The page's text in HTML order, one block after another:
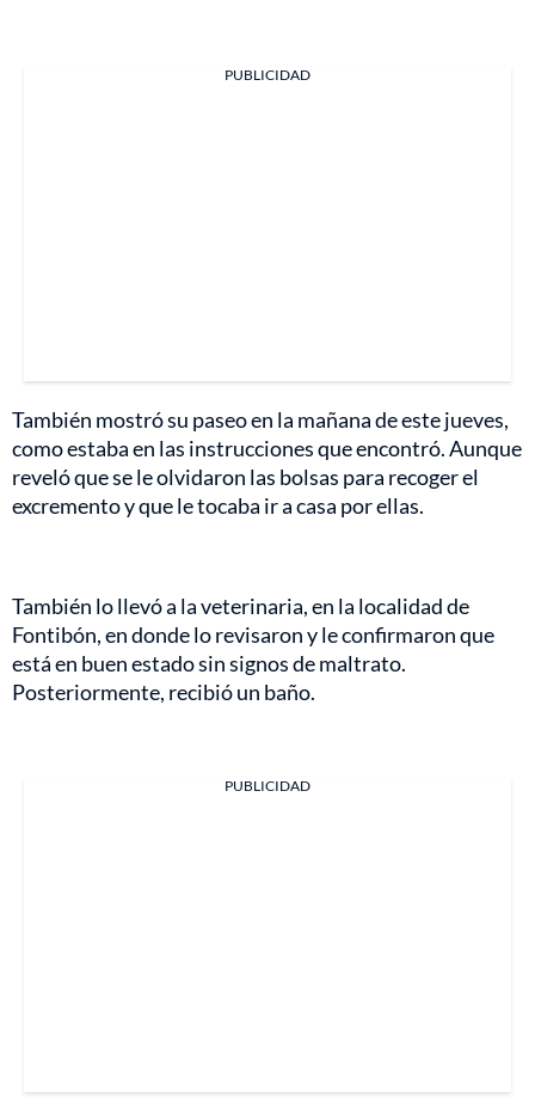
PUBLICIDAD
También mostró su paseo en la mañana de este jueves,
como estaba en las instrucciones que encontró. Aunque
reveló que se le olvidaron las bolsas para recoger el
excremento y que le tocaba ir a casa por ellas.
También lo llevó a la veterinaria, en la localidad de
Fontibón, en donde lo revisaron y le confirmaron que
está en buen estado sin signos de maltrato.
Posteriormente, recibió un baño.
PUBLICIDAD